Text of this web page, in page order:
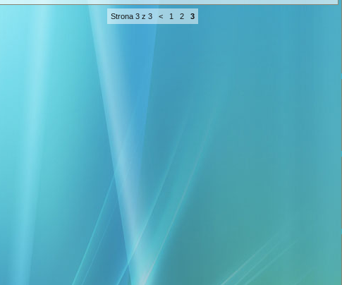
Strona 3 z 3 < 1 2 3